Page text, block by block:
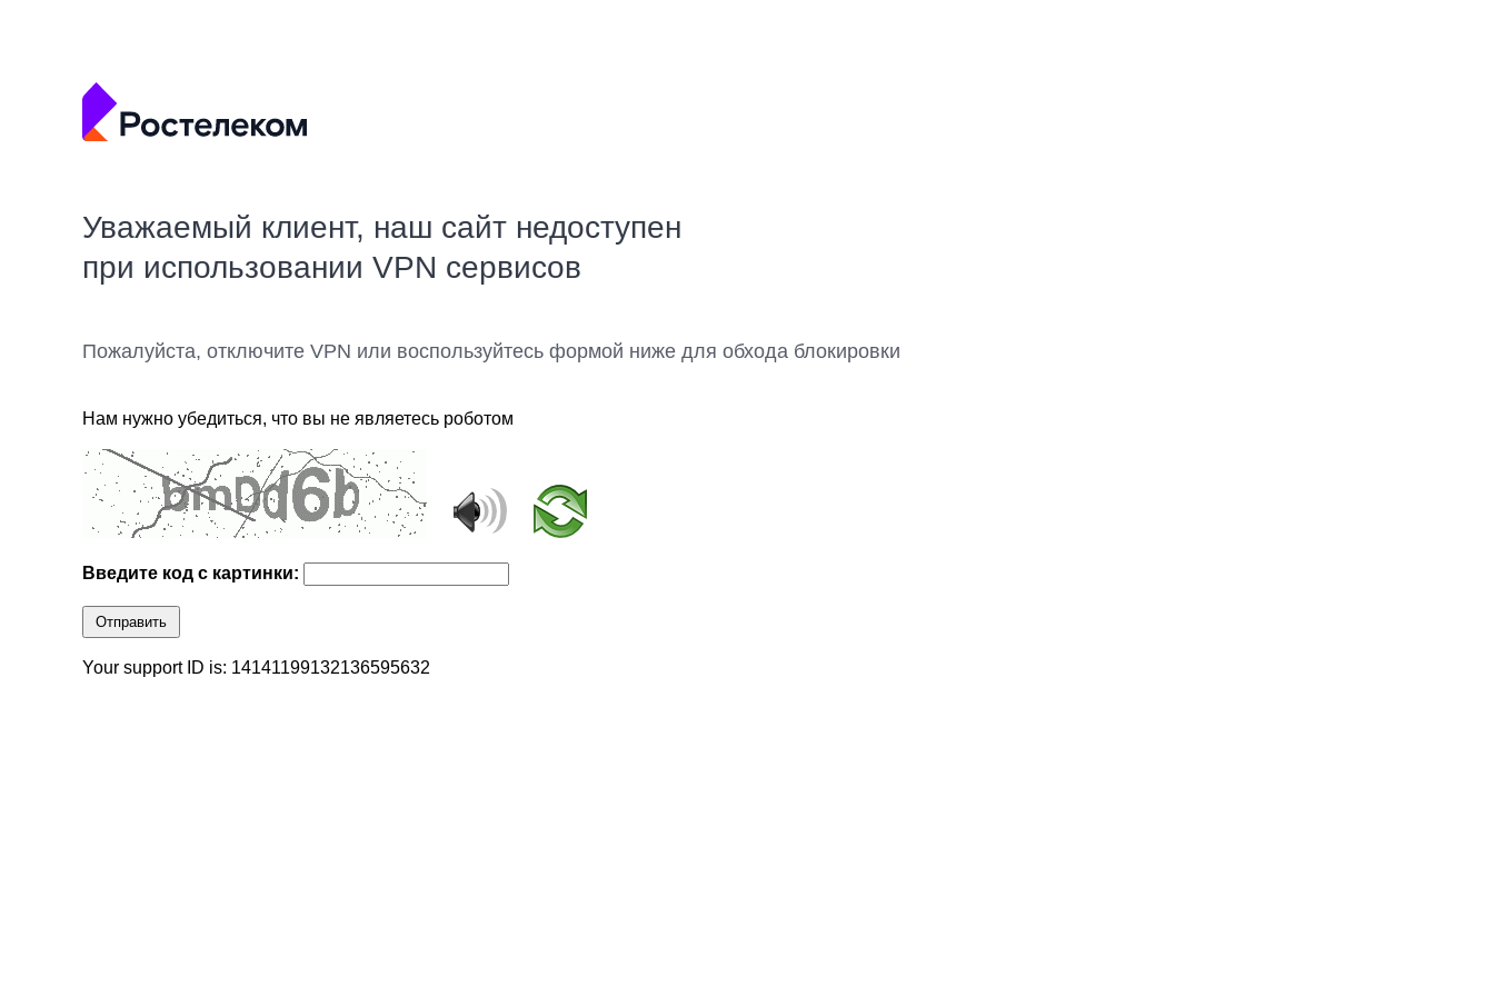
Уважаемый клиент, наш сайт недоступен
при использовании VPN сервисов
Пожалуйста, отключите VPN или воспользуйтесь формой ниже для обхода блокировки
Нам нужно убедиться, что вы не являетесь роботом
Введите код с картинки:
Отправить
Your support ID is: 14141199132136595632